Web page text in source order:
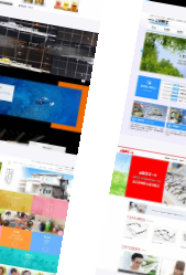
プライバシー
情報セキュリテ